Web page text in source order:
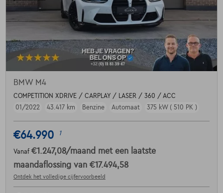
BMW M4
COMPETITION XDRIVE / CARPLAY / LASER / 360 / ACC
01/2022
43.417 km Benzine Automaat 375 kW ( 510 PK )
€64.990 1
Vanaf €1.247,08/maand met een laatste
maandaflossing van €17.494,58
Ontdek het volledige cijfervoorbeeld